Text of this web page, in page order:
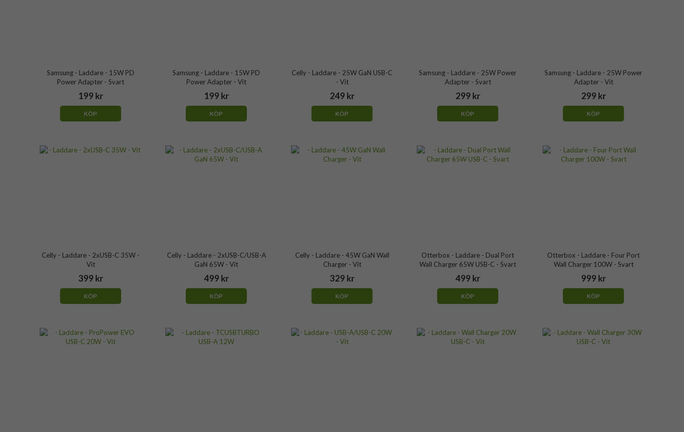
Samsung - Laddare - 15W PD
Power Adapter - Svart
199 kr
KÖP
Samsung - Laddare - 15W PD
Power Adapter - Vit
199 kr
KÖP
Celly - Laddare - 25W GaN USB-C
- Vit
249 kr
KÖP
Samsung - Laddare - 25W Power
Adapter - Svart
299 kr
KÖP
Samsung - Laddare - 25W Power
Adapter - Vit
299 kr
KÖP
Celly - Laddare - 2xUSB-C 35W -
Vit
399 kr
KÖP
Celly - Laddare - 2xUSB-C/USB-A
GaN 65W - Vit
499 kr
KÖP
Celly - Laddare - 45W GaN Wall
Charger - Vit
329 kr
KÖP
Otterbox - Laddare - Dual Port
Wall Charger 65W USB-C - Svart
499 kr
KÖP
Otterbox - Laddare - Four Port
Wall Charger 100W - Svart
999 kr
KÖP